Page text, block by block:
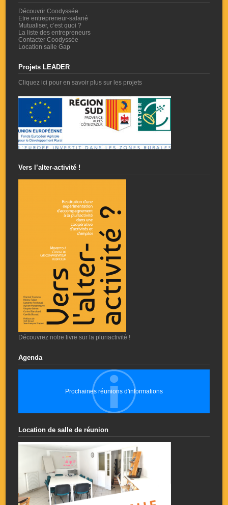
Découvrir Coodyssée
Etre entrepreneur-salarié
Mutualiser, c’est quoi ?
La liste des entrepreneurs
Contacter Coodyssée
Location salle Gap
Projets LEADER
Cliquez ici pour en savoir plus sur les projets
Vers l’alter-activité !
Découvrez notre livre sur la pluriactivité !
Agenda
Prochaines réunions d'informations
Location de salle de réunion